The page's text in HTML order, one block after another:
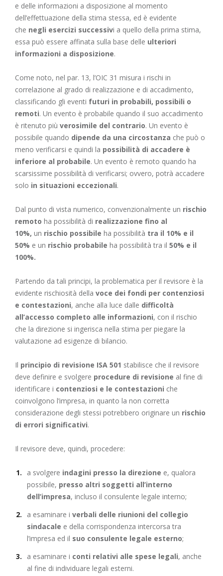
e delle informazioni a disposizione al momento
dell’effettuazione della stima stessa, ed è evidente
che negli esercizi successivi a quello della prima stima,
essa può essere affinata sulla base delle ulteriori
informazioni a disposizione.
Come noto, nel par. 13, l’OIC 31 misura i rischi in
correlazione al grado di realizzazione e di accadimento,
classificando gli eventi futuri in probabili, possibili o
remoti. Un evento è probabile quando il suo accadimento
è ritenuto più verosimile del contrario. Un evento è
possibile quando dipende da una circostanza che può o
meno verificarsi e quindi la possibilità di accadere è
inferiore al probabile. Un evento è remoto quando ha
scarsissime possibilità di verificarsi; ovvero, potrà accadere
solo in situazioni eccezionali.
Dal punto di vista numerico, convenzionalmente un rischio
remoto ha possibilità di realizzazione fino al
10%, un rischio possibile ha possibilità tra il 10% e il
50% e un rischio probabile ha possibilità tra il 50% e il
100%.
Partendo da tali principi, la problematica per il revisore è la
evidente rischiosità della voce dei fondi per contenziosi
e contestazioni, anche alla luce dalle difficoltà
all’accesso completo alle informazioni, con il rischio
che la direzione si ingerisca nella stima per piegare la
valutazione ad esigenze di bilancio.
Il principio di revisione ISA 501 stabilisce che il revisore
deve definire e svolgere procedure di revisione al fine di
identificare i contenziosi e le contestazioni che
coinvolgono l’impresa, in quanto la non corretta
considerazione degli stessi potrebbero originare un rischio
di errori significativi.
Il revisore deve, quindi, procedere:
a svolgere indagini presso la direzione e, qualora
possibile, presso altri soggetti all’interno
dell’impresa, incluso il consulente legale interno;
a esaminare i verbali delle riunioni del collegio
sindacale e della corrispondenza intercorsa tra
l’impresa ed il suo consulente legale esterno;
a esaminare i conti relativi alle spese legali, anche
al fine di individuare legali esterni.